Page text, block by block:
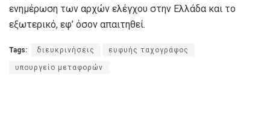
ενημέρωση των αρχών ελέγχου στην Ελλάδα και το
εξωτερικό, εφ’ όσον απαιτηθεί.
Tags: διευκρινήσεις ευφυής ταχογράφος
υπουργείο μεταφορών